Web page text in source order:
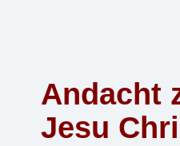
Andacht
Jesu